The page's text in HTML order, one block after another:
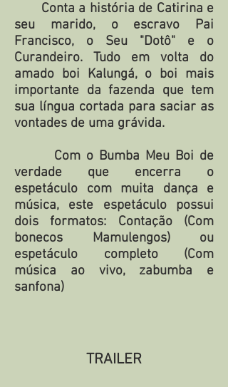
Conta a história de Catirina e
seu marido, o escravo Pai
Francisco, o Seu "Dotô" e o
Curandeiro. Tudo em volta do
amado boi Kalungá, o boi mais
importante da fazenda que tem
sua língua cortada para saciar as
vontades de uma grávida.
Com o Bumba Meu Boi de
verdade que encerra o
espetáculo com muita dança e
música, este espetáculo possui
dois formatos: Contação (Com
bonecos Mamulengos) ou
espetáculo completo (Com
música ao vivo, zabumba e
sanfona)
TRAILER